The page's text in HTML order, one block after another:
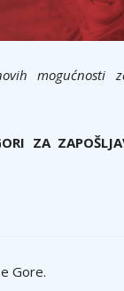
mogućnosti
ZA
Gore.